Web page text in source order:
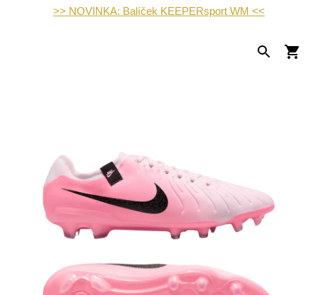
>> NOVINKA: Balíček KEEPERsport WM <<